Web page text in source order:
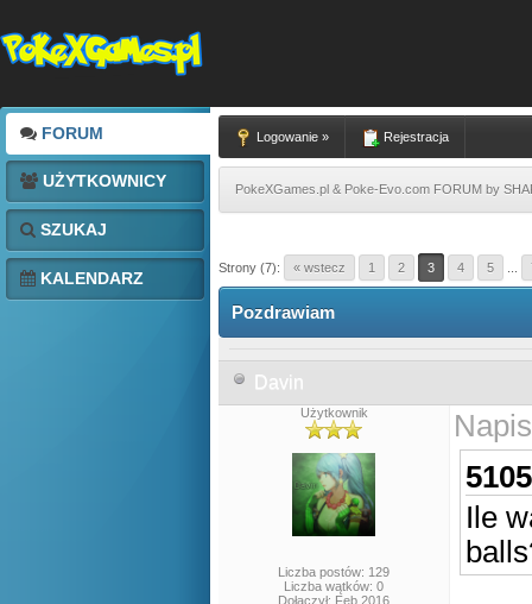
FORUM
UŻYTKOWNICY
SZUKAJ
KALENDARZ
Logowanie » Rejestracja
PokeXGames.pl & Poke-Evo.com FORUM by
Strony (7): « wstecz 1 2 3 4 5
Pozdrawiam
Davin
Użytkownik
Liczba postów: 129
Liczba wątków: 0
Dołączył: Feb 2016
Ile